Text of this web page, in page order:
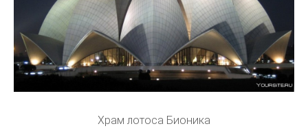
Храм лотоса Бионика